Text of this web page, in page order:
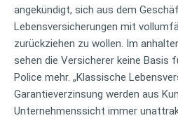
angekündigt, sich aus dem
Lebensversicherungen mit
zurückziehen zu wollen. Im
sehen die Versicherer keine Basis
Police mehr. „Klassische
Garantieverzinsung werden aus
Unternehmenssicht immer